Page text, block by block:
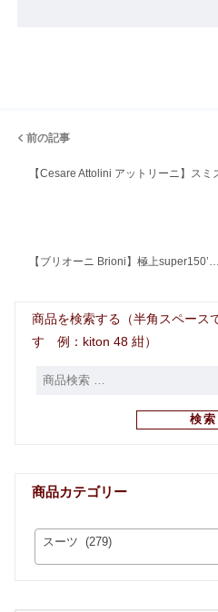
前の記事
【Cesare Attolini アットリーニ】スミ
【ブリオーニ Brioni】極上super150’…
商品を検索する（半角スペース
す 例：kiton 48 紺）
検索
商品カテゴリー
スーツ (279)